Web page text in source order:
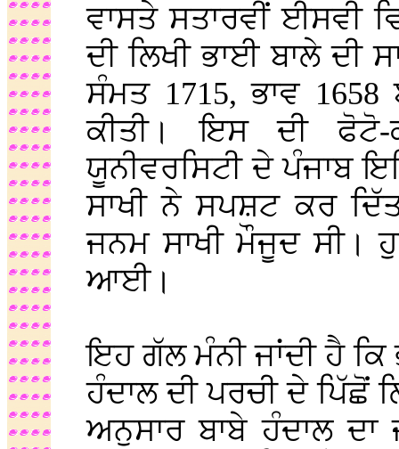
ਵਾਸਤੇ ਸਤਾਰਵੀਂ ਈਸਵੀ
ਦੀ ਲਿਖੀ ਭਾਈ ਬਾਲੇ ਦੀ
ਸੰਮਤ 1715, ਭਾਵ
ਕੀਤੀ। ਇਸ ਦੀ ਫੋਟੋ-
ਯੂਨੀਵਰਸਿਟੀ ਦੇ ਪੰਜਾਬ
ਸਾਖੀ ਨੇ ਸਪਸ਼ਟ ਕਰ
ਜਨਮ ਸਾਖੀ ਮੌਜੂਦ ਸੀ।
ਆਈ।
ਇਹ ਗੱਲ ਮੰਨੀ ਜਾਂਦੀ ਹੈ ਕਿ
ਹੰਦਾਲ ਦੀ ਪਰਚੀ ਦੇ ਪਿੱਛੋਂ
ਅਨੁਸਾਰ ਬਾਬੇ ਹੰਦਾਲ